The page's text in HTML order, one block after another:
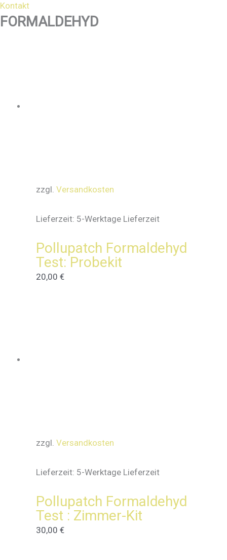
Kontakt
FORMALDEHYD
zzgl. Versandkosten
Lieferzeit: 5-Werktage Lieferzeit
Pollupatch Formaldehyd
Test: Probekit
20,00 €
zzgl. Versandkosten
Lieferzeit: 5-Werktage Lieferzeit
Pollupatch Formaldehyd
Test : Zimmer-Kit
30,00 €